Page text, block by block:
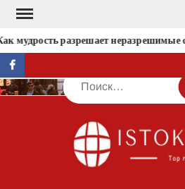
Перейти
содержимому
мудрость разрешает неразрешимые
facebook
Поиск